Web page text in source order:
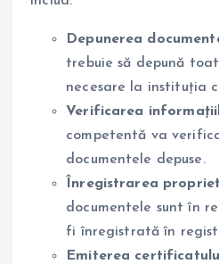
Depunerea
trebuie să depună
necesare la instituția
Verificarea
competentă va
documentele depuse.
Înregistrarea
documentele sunt în
fi înregistrată în
Emiterea